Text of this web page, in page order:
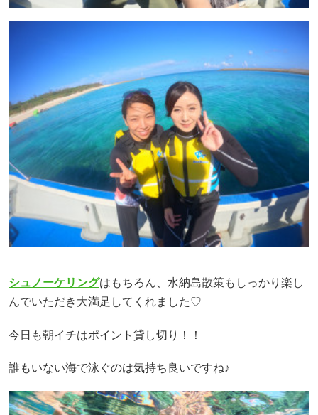
シュノーケリングはもちろん、水納島散策もしっかり楽し
んでいただき大満足してくれました♡
今日も朝イチはポイント貸し切り！！
誰もいない海で泳ぐのは気持ち良いですね♪